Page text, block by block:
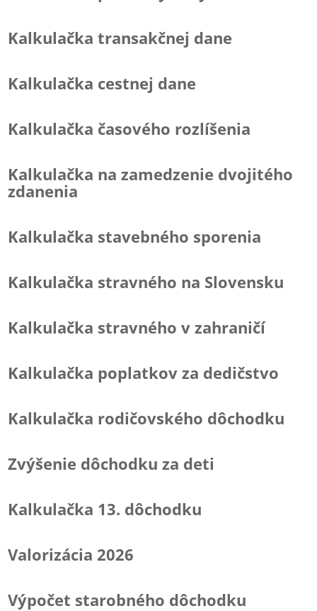
Kalkulačka transakčnej dane
Kalkulačka cestnej dane
Kalkulačka časového rozlíšenia
Kalkulačka na zamedzenie dvojitého
zdanenia
Kalkulačka stavebného sporenia
Kalkulačka stravného na Slovensku
Kalkulačka stravného v zahraničí
Kalkulačka poplatkov za dedičstvo
Kalkulačka rodičovského dôchodku
Zvýšenie dôchodku za deti
Kalkulačka 13. dôchodku
Valorizácia 2026
Výpočet starobného dôchodku